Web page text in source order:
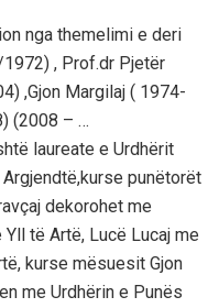
nga themelimi e deri
, Prof.dr Pjetër
,Gjon Margilaj ( 1974-
(2008 – …
laureate e Urdhërit
punëtorët
dekorohet me
të Artë, Lucë Lucaj me
kurse mësuesit Gjon
me Urdhërin e Punës